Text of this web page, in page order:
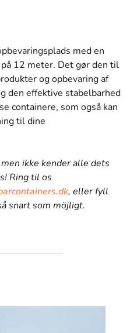
med en
12 meter. Det gør den til
og opbevaring af
den effektive stabelbarhed
containere, som også kan
til dine
ikke kender alle dets
Ring til os
, eller fyll
snart som möjligt.